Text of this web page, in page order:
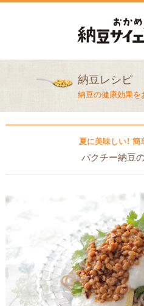
納豆レシピ
納豆の健康効果
夏に美味しい！ 簡
パクチー納豆